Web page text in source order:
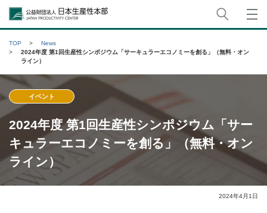
公益財団法人日本生産性本部
TOP
News
2024年度 第1回生産性シンポジウム「サーキュラーエコノミーを創る」（無料・オン
ライン）
イベント
2024年度 第1回生産性シンポジウム「サー
キュラーエコノミーを創る」（無料・オン
ライン）
2024年4月1日